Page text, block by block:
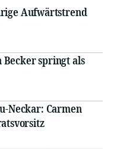
Aufwärtstrend
Becker springt als
Neckar: Carmen